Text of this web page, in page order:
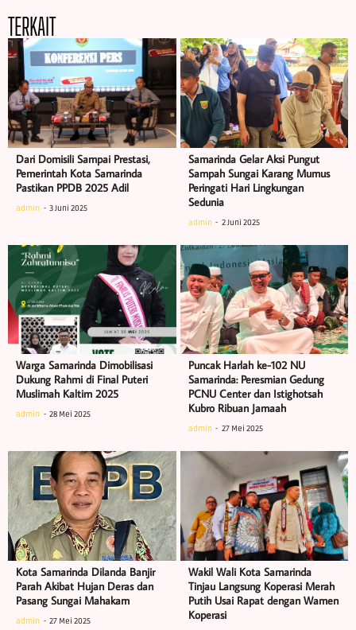
TERKAIT
Dari Domisili Sampai Prestasi,
Pemerintah Kota Samarinda
Pastikan PPDB 2025 Adil
admin 3 Juni 2025
Samarinda Gelar Aksi Pungut
Sampah Sungai Karang Mumus
Peringati Hari Lingkungan
Sedunia
admin 2 Juni 2025
Warga Samarinda Dimobilisasi
Dukung Rahmi di Final Puteri
Muslimah Kaltim 2025
admin 28 Mei 2025
Puncak Harlah ke-102 NU
Samarinda: Peresmian Gedung
PCNU Center dan Istighotsah
Kubro Ribuan Jamaah
admin 27 Mei 2025
Kota Samarinda Dilanda Banjir
Parah Akibat Hujan Deras dan
Pasang Sungai Mahakam
admin 27 Mei 2025
Wakil Wali Kota Samarinda
Tinjau Langsung Koperasi Merah
Putih Usai Rapat dengan Wamen
Koperasi